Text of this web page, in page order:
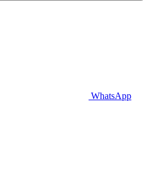
WhatsApp